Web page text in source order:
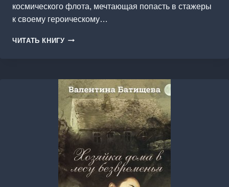
космического флота, мечтающая попасть в стажеры
к своему героическому…
ЧИТАТЬ КНИГУ АЙЛИН